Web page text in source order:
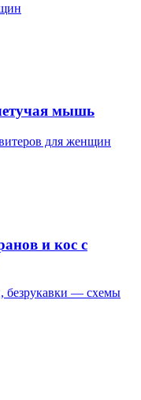
мышь
для женщин
и кос с
безрукавки — схемы